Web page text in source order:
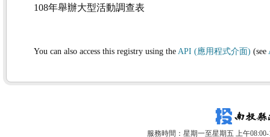
108年舉辦大型活動調查表
You can also access this registry using the API (應用程式介面) (see
服務時間：星期一至星期五 上午